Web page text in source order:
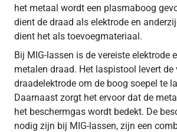
het metaal wordt een plasmaboog
dient de draad als elektrode en
dient het als toevoegmateriaal.
Bij MIG-lassen is de vereiste elektrode
metalen draad. Het laspistool levert de
draadelektrode om de boog soepel te
Daarnaast zorgt het ervoor dat de
het beschermgas wordt bedekt. De
nodig zijn bij MIG-lassen, zijn een